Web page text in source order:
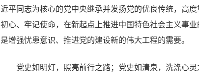
近平同志为核心的党中央继承并发扬党的优良传统，高
初心、牢记使命，在新起点上推进中国特色社会主义事
是增强忧患意识、推进党的建设新的伟大工程的需要。
党史如明灯，照亮前行之路；党史如清泉，洗涤心